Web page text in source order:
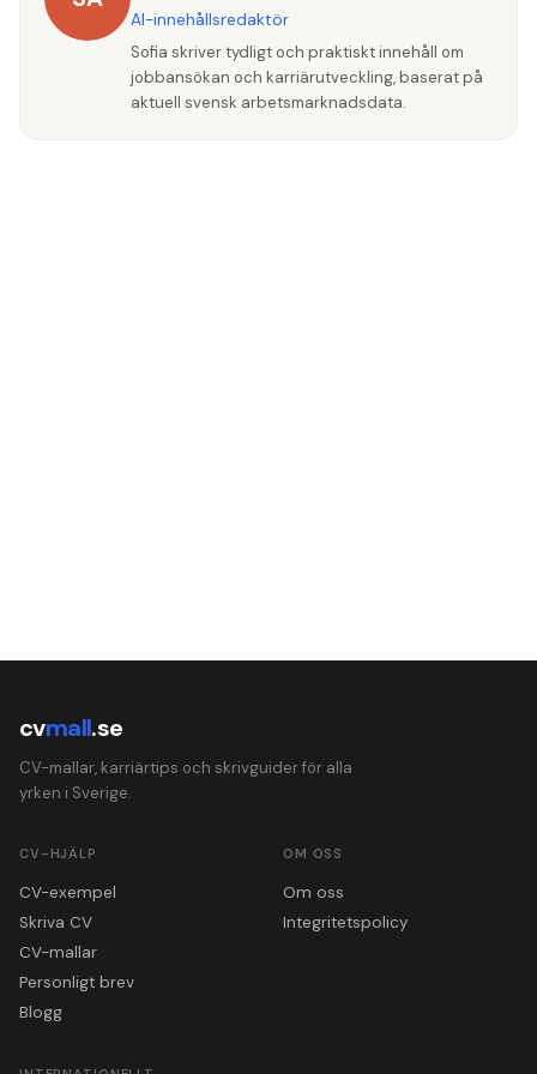
den.
AI-innehållsredaktör
Sofia skriver tydligt och praktiskt innehåll om
jobbansökan och karriärutveckling, baserat på
aktuell svensk arbetsmarknadsdata.
cvmall.se
CV-mallar, karriärtips och skrivguider för alla
yrken i Sverige.
CV-HJÄLP
CV-exempel
Skriva CV
CV-mallar
Personligt brev
Blogg
OM OSS
Om oss
Integritetspolicy